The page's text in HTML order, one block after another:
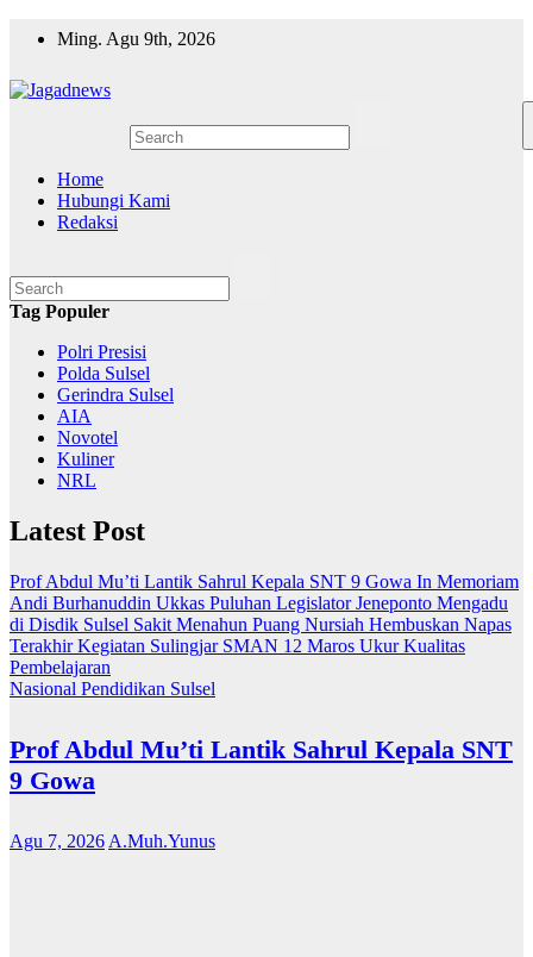
Ming. Agu 9th, 2026
Home
Hubungi Kami
Redaksi
Tag Populer
Polri Presisi
Polda Sulsel
Gerindra Sulsel
AIA
Novotel
Kuliner
NRL
Latest Post
Prof Abdul Mu’ti Lantik Sahrul Kepala SNT 9 Gowa In Memoriam
Andi Burhanuddin Ukkas Puluhan Legislator Jeneponto Mengadu
di Disdik Sulsel Sakit Menahun Puang Nursiah Hembuskan Napas
Terakhir Kegiatan Sulingjar SMAN 12 Maros Ukur Kualitas
Pembelajaran
Nasional Pendidikan Sulsel
Prof Abdul Mu’ti Lantik Sahrul Kepala SNT
9 Gowa
Agu 7, 2026 A.Muh.Yunus